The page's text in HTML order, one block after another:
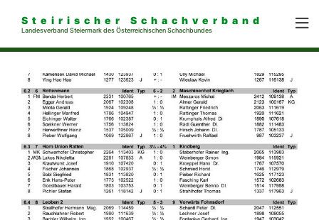
Steirischer Schachverband
Landesverband Steiermark des Österreichischen Schachbundes